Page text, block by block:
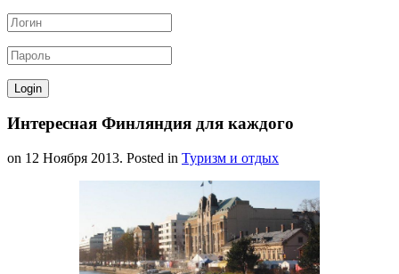
Интересная Финляндия для каждого
on 12 Ноября 2013. Posted in Туризм и отдых